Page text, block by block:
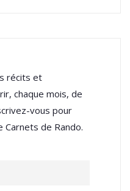
récits et
chaque mois, de
vous pour
de Rando.